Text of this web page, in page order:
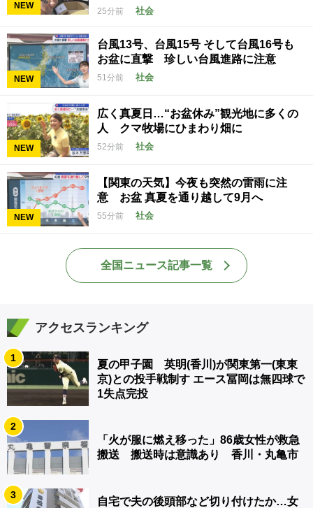
NEW
25分前 社会
NEW
台風13号、台風15号 そして台風16号も
お盆に直撃 珍しい台風進路に注意
51分前 社会
NEW
広く真夏日…“お盆休み”観光地に多くの
人 クマ牧場にひまわり畑に
52分前 社会
NEW
【関東の天気】今夜も突然の雷雨に注
意 お盆 真夏を通り越して9月へ
55分前 社会
全国ニュース記事一覧
アクセスランキング
1
夏の甲子園 英明(香川)が関東第一(東東
京)との投手戦制す エース冨岡は無四球で
1失点完投
2
「火が服に燃え移った」86歳女性が救急
搬送 搬送時は意識あり 香川・丸亀市
3
自宅で夫の後頭部など切り付けたか…女